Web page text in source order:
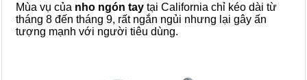
Mùa vụ của nho ngón tay tại California chỉ kéo dài từ
tháng 8 đến tháng 9, rất ngắn ngủi nhưng lại gây ấn
tượng mạnh với người tiêu dùng.